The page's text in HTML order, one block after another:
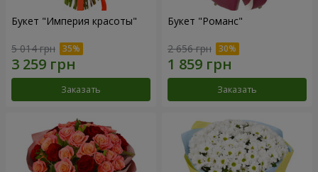
Букет "Империя красоты"
5 014 грн
Заказать
Букет "Романс"
2 656 грн
Заказать